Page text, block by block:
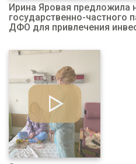
Ирина Яровая предложила
государственно-частного
ДФО для привлечения